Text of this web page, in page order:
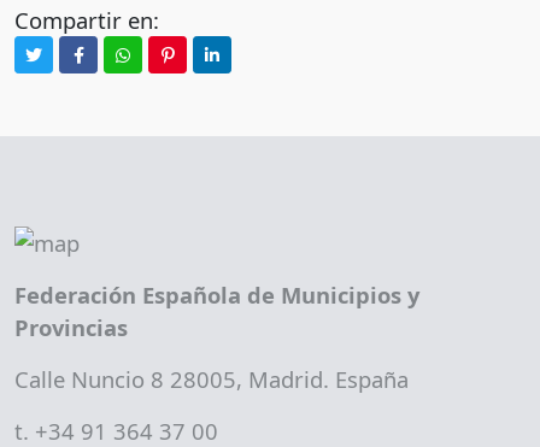
Compartir en:
Federación Española de Municipios y
Provincias
Calle Nuncio 8 28005, Madrid. España
t. +34 91 364 37 00